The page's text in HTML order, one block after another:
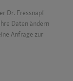
Dr. Fressnapf
Daten ändern
Anfrage zur